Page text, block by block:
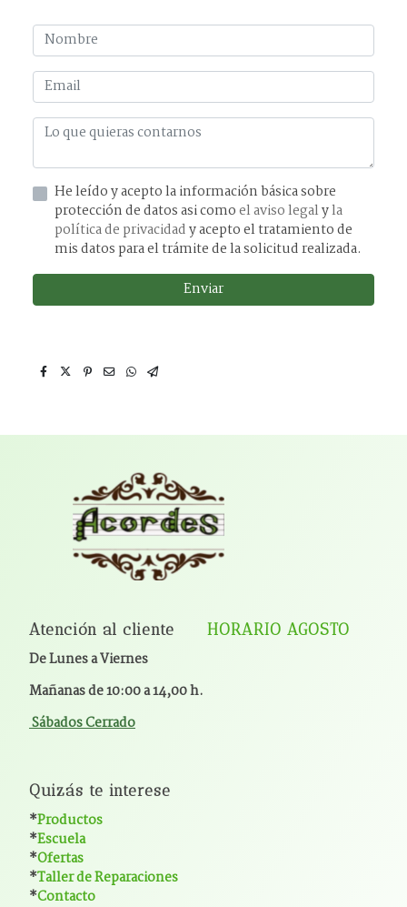
He leído y acepto la información básica sobre
protección de datos asi comoel aviso legalyla
política de privacidady acepto el tratamiento de
mis datos para el trámite de la solicitud realizada.
Enviar
Atención al cliente HORARIO AGOSTO
De Lunes a Viernes
Mañanas de 10:00 a 14,00 h.
Sábados Cerrado
Quizás te interese
*Productos
*Escuela
*Ofertas
*Taller de Reparaciones
*Contacto